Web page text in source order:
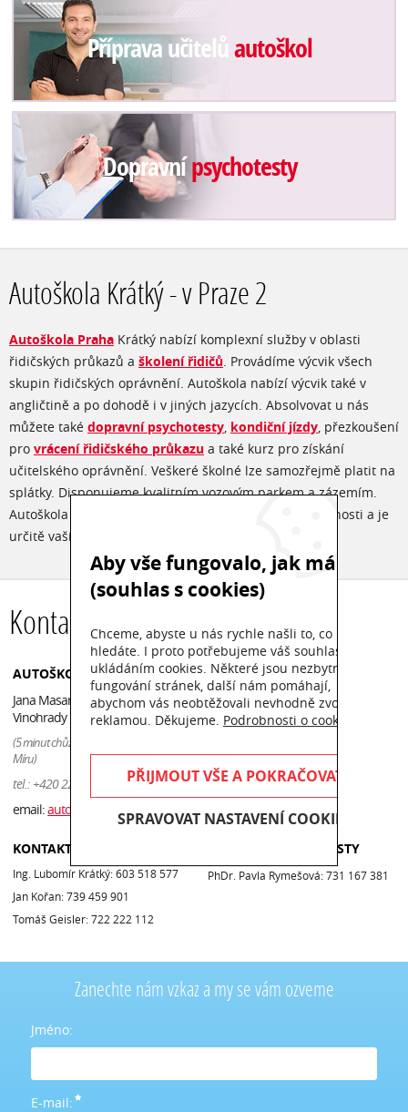
Příprava učitelůautoškol
Dopravnípsychotesty
Autoškola Krátký - v Praze 2
Autoškola Praha Krátký nabízí komplexní služby v oblasti
řidičských průkazů a školení řidičů. Provádíme výcvik všech
skupin řidičských oprávnění. Autoškola nabízí výcvik také v
angličtině a po dohodě i v jiných jazycích. Absolvovat u nás
můžete také dopravní psychotesty, kondiční jízdy, přezkoušení
pro vrácení řidičského průkazu a také kurz pro získání
učitelského oprávnění. Veškeré školné lze samozřejmě platit na
splátky. Disponujeme kvalitním vozovým parkem a zázemím.
Autoškola Praha Krátký má dlouholetou tradici, zkušenosti a je
určitě vaší dobrou volbou!
Kontaktujte nás
AUTOŠKOLA KRÁTKÝ
Jana Masaryka 49, Praha 2 -
Vinohrady
(5 minut chůze od stanice metra A - náměstí
Míru)
tel.: +420 222 511 408
email:auto-kratky@cmail.cz
OTEVÍRACÍ DOBA
Po — Čt: 9 — 17
Pá:9 — 13
KONTAKT AUTOŠKOLA
Ing. Lubomír Krátký: 603 518 577
Jan Kořan: 739 459 901
Tomáš Geisler: 722 222 112
KONTAKT PSYCHOTESTY
PhDr. Pavla Rymešová: 731 167 381
Zanechte nám vzkaz a my se vám ozveme
Jméno:
E-mail:
Aby vše fungovalo, jak má
(souhlas s cookies)
Chceme, abyste u nás rychle našli to, co
hledáte. I proto potřebujeme váš souhlas s
ukládáním cookies. Některé jsou nezbytné pro
fungování stránek, další nám pomáhají,
abychom vás neobtěžovali nevhodně zvolenou
reklamou. Děkujeme. Podrobnosti o cookies
SPRAVOVAT NASTAVENÍ COOKIES
PŘIJMOUT VŠE A POKRAČOVAT